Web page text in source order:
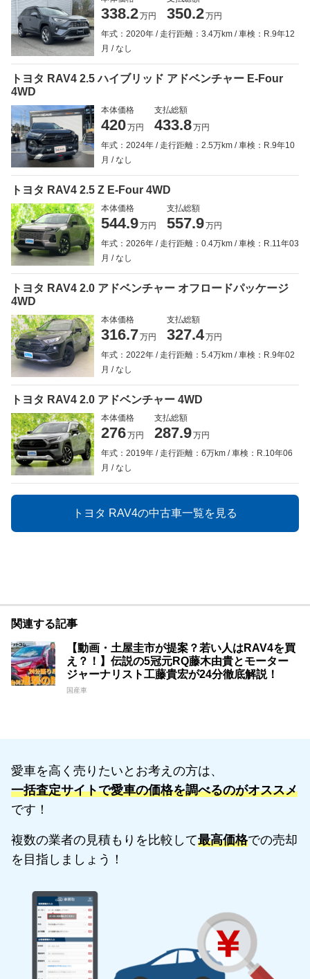
338.2万円 350.2万円
年式：2020年
走行距離：3.4万km
車検：R.9年12
月
なし
トヨタ RAV4 2.5 ハイブリッド アドベンチャー E-Four
4WD
本体価格
420万円
支払総額
433.8万円
年式：2024年
走行距離：2.5万km
車検：R.9年10
月
なし
トヨタ RAV4 2.5 Z E-Four 4WD
本体価格
544.9万円
支払総額
557.9万円
年式：2026年
走行距離：0.4万km
車検：R.11年03
月
なし
トヨタ RAV4 2.0 アドベンチャー オフロードパッケージ
4WD
本体価格
316.7万円
支払総額
327.4万円
年式：2022年
走行距離：5.4万km
車検：R.9年02
月
なし
トヨタ RAV4 2.0 アドベンチャー 4WD
本体価格
276万円
支払総額
287.9万円
年式：2019年
走行距離：6万km
車検：R.10年06
月
なし
トヨタ RAV4の中古車一覧を見る
関連する記事
【動画・土屋圭市が提案？若い人はRAV4を買
え？！】伝説の5冠元RQ藤木由貴とモーター
ジャーナリスト工藤貴宏が24分徹底解説！
国産車
愛車を高く売りたいとお考えの方は、
一括査定サイトで愛車の価格を調べるのがオススメ
です！
複数の業者の見積もりを比較して最高価格での売却
を目指しましょう！